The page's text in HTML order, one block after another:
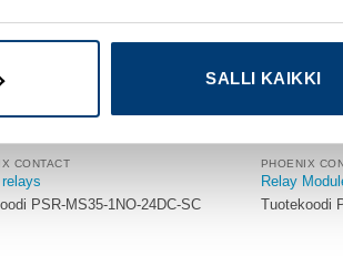
SALLI KAIKKI
CONTACT
PSR-MS35-1NO-24DC-SC
PHOENIX
Relay
Tuotekoodi